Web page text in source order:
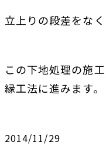
立上りの段差をなく
この下地処理の施
縁工法に進みます。
2014/11/29